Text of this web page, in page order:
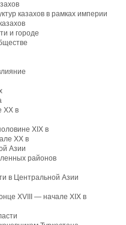
казахов в рамках империи
и городе
XX в
XIX в
XX в
Азии
районов
в Центральной Азии
XVIII — начале XIX в